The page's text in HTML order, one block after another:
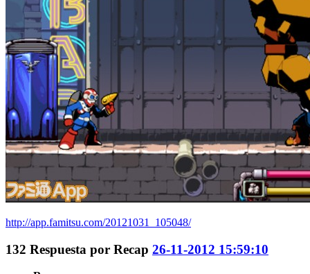
http://app.famitsu.com/20121031_105048/
132 Respuesta por Recap 26-11-2012 15:59:10